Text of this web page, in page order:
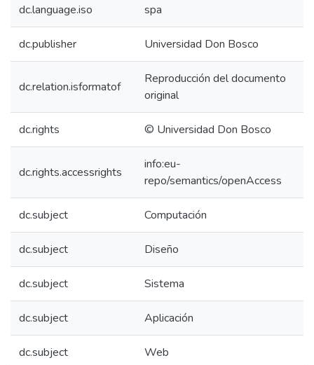
dc.language.iso spa
dc.publisher Universidad Don Bosco
dc.relation.isformatof
Reproducción del documento
original
dc.rights © Universidad Don Bosco
dc.rights.accessrights
info:eu-
repo/semantics/openAccess
dc.subject Computación
dc.subject Diseño
dc.subject Sistema
dc.subject Aplicación
dc.subject Web